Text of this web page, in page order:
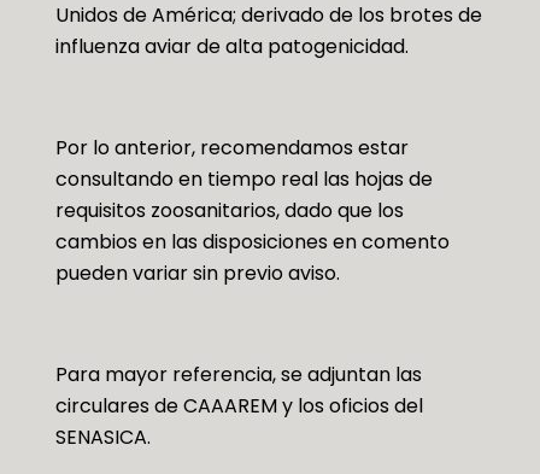
Unidos de América; derivado de los brotes de
influenza aviar de alta patogenicidad.
Por lo anterior, recomendamos estar
consultando en tiempo real las hojas de
requisitos zoosanitarios, dado que los
cambios en las disposiciones en comento
pueden variar sin previo aviso.
Para mayor referencia, se adjuntan las
circulares de CAAAREM y los oficios del
SENASICA.